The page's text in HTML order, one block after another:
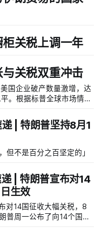
关税上调一年
关税双重冲击
国企业破产数量激增，达
。根据标普全球市场情报
最高纪录。依赖进口的企
平的冲击。
| 特朗普坚持8月1
但不是百分之百坚定的」
| 特朗普宣布对14
生效
普周一公布了向14个国家